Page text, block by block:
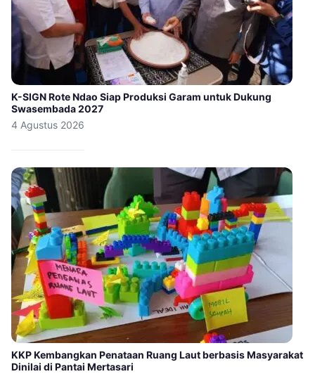
K-SIGN Rote Ndao Siap Produksi Garam untuk Dukung
Swasembada 2027
4 Agustus 2026
KKP Kembangkan Penataan Ruang Laut berbasis Masyarakat
Dinilai di Pantai Mertasari